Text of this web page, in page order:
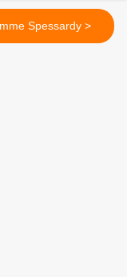
S comme Spessardy >